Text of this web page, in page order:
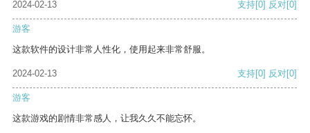
2024-02-13 支持[0] 反对[0]
游客
这款软件的设计非常人性化，使用起来非常舒服。
2024-02-13 支持[0] 反对[0]
游客
这款游戏的剧情非常感人，让我久久不能忘怀。